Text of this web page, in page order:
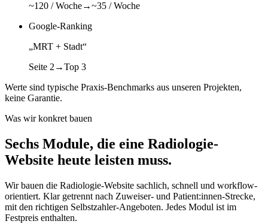
~120 / Woche→~35 / Woche
Google-Ranking
„MRT + Stadt“
Seite 2 →Top 3
Werte sind typische Praxis-Benchmarks aus unseren Projekten,
keine Garantie.
Was wir konkret bauen
Sechs Module, die eine Radiologie-
Website heute leisten muss.
Wir bauen die Radiologie-Website sachlich, schnell und workflow-
orientiert. Klar getrennt nach Zuweiser- und Patient:innen-Strecke,
mit den richtigen Selbstzahler-Angeboten. Jedes Modul ist im
Festpreis enthalten.